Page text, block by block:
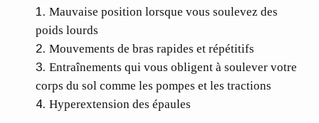
Mauvaise position lorsque vous soulevez des
poids lourds
Mouvements de bras rapides et répétitifs
Entraînements qui vous obligent à soulever votre
corps du sol comme les pompes et les tractions
Hyperextension des épaules